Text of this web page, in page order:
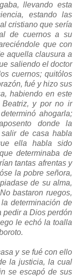
llevando esta
estando las
cristiano que sería
de cuernos a su
que con
aquella clausura a
saliendo el doctor
cuernos; quitólos
fué y hizo sus
habiendo en este
Beatriz, y por no ir
ahogarla;
donde la
de casa habla
ella habla sido
determinaba de
tantas afrentas y
la pobre señora,
de su alma,
bastaron ruegos,
determinación de
pedir a Dios perdón
le echó la toalla
y se fué con ello
la justicia, la cual
se escapó de sus